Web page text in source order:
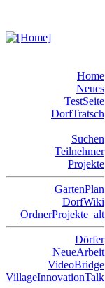
Home
Neues
TestSeite
DorfTratsch
Suchen
Teilnehmer
Projekte
GartenPlan
DorfWiki
OrdnerProjekte_alt
Dörfer
NeueArbeit
VideoBridge
VillageInnovationTalk